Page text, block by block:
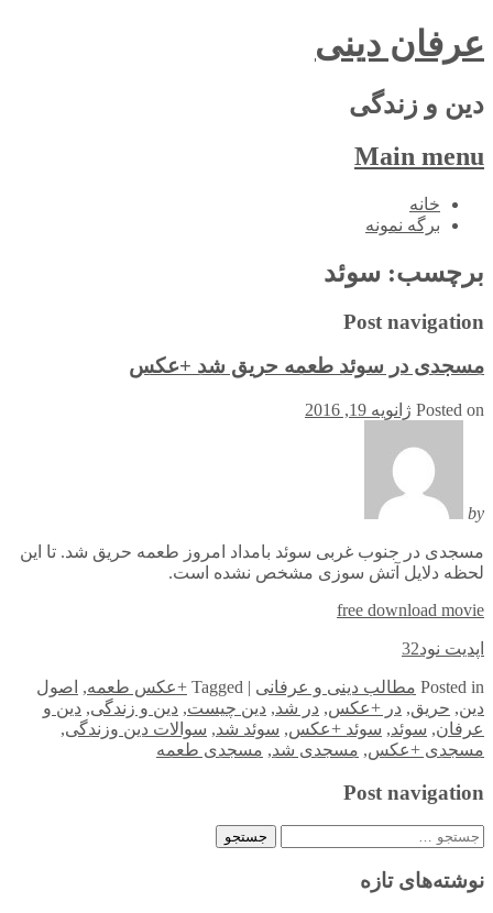
عرفان دینی
دین و زندگی
Main menu
Skip
خانه
برگه نمونه
برچسب: سوئد
Post navigation
مسجدی در سوئد طعمه حریق شد +عکس
Posted on ژانویه 19, 2016
by
مسجدی در جنوب غربی سوئد بامداد امروز طعمه حریق شد. تا این
لحظه دلایل آتش سوزی مشخص نشده است.
free download movie
اپدیت نود32
Posted in مطالب دینی و عرفانی |
Tagged +عکس طعمه, اصول
دین, حریق, در +عکس, در شد, دین چیست, دین و زندگی, دین و
عرفان, سوئد, سوئد +عکس, سوئد شد, سوالات دین وزندگی,
مسجدی +عکس, مسجدی شد, مسجدی طعمه
Post navigation
جستجو
نوشته‌های تازه